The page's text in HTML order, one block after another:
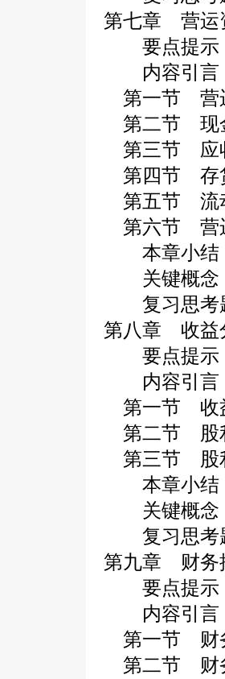
第七章 营运
要点提示
内容引言
第一节 营
第二节 现
第三节 应
第四节 存
第五节 流
第六节 营
本章小结
关键概念
复习思考
第八章 收益
要点提示
内容引言
第一节 收
第二节 股
第三节 股
本章小结
关键概念
复习思考
第九章 财务
要点提示
内容引言
第一节 财
第二节 财